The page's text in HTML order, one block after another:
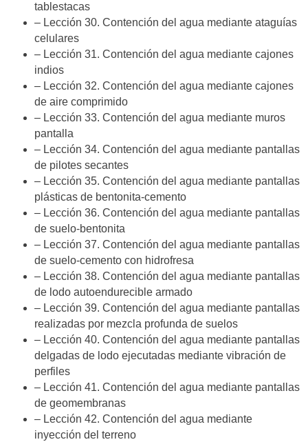
tablestacas
– Lección 30. Contención del agua mediante ataguías
celulares
– Lección 31. Contención del agua mediante cajones
indios
– Lección 32. Contención del agua mediante cajones
de aire comprimido
– Lección 33. Contención del agua mediante muros
pantalla
– Lección 34. Contención del agua mediante pantallas
de pilotes secantes
– Lección 35. Contención del agua mediante pantallas
plásticas de bentonita-cemento
– Lección 36. Contención del agua mediante pantallas
de suelo-bentonita
– Lección 37. Contención del agua mediante pantallas
de suelo-cemento con hidrofresa
– Lección 38. Contención del agua mediante pantallas
de lodo autoendurecible armado
– Lección 39. Contención del agua mediante pantallas
realizadas por mezcla profunda de suelos
– Lección 40. Contención del agua mediante pantallas
delgadas de lodo ejecutadas mediante vibración de
perfiles
– Lección 41. Contención del agua mediante pantallas
de geomembranas
– Lección 42. Contención del agua mediante
inyección del terreno